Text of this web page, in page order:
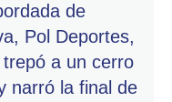
de
Pol Deportes,
a un cerro
narró la final de